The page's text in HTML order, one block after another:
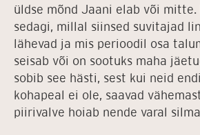
üldse mõnd Jaani elab või
sedagi, millal siinsed suvitajad
lähevad ja mis perioodil osa
seisab või on sootuks maha
sobib see hästi, sest kui neid
kohapeal ei ole, saavad
piirivalve hoiab nende varal